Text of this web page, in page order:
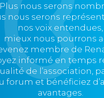
Plus nous serons
nous serons
nos voix entendues,
mieux nous pourrons
membre de
informé en temps
de l’association,
forum et bénéficiez
avantages.